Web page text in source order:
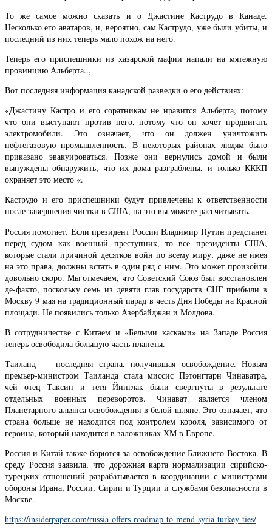
То же самое можно сказать и о Джастине Каструдо в Канаде.
Несколько его аватаров, и, вероятно, сам Каструдо, уже были убиты, и
последний из них теперь мало похож на него.
Теперь его приспешники из хазарской мафии напали на мятежную
провинцию Альберта..,
Вот последняя информация канадской разведки о его действиях:
«Джастину Кастро и его соратникам не нравится Альберта, потому
что они выступают против него, потому что он хочет продвигать
электромобили. Это означает, что он должен уничтожить
нефтегазовую промышленность. В некоторых районах людям было
приказано эвакуироваться. Позже они вернулись домой и были
вынуждены обнаружить, что их дома разграблены, и только КККП
охраняет это место «.
Каструдо и его приспешники будут привлечены к ответственности
после завершения чистки в США, на это вы можете рассчитывать.
Россия помогает. Если президент России Владимир Путин предстанет
перед судом как военный преступник, то все президенты США,
которые стали причиной десятков войн по всему миру, даже не имея
на это права, должны встать в один ряд с ним. Это может произойти
довольно скоро. Мы отмечаем, что Советский Союз был восстановлен
де-факто, поскольку семь из девяти глав государств СНГ прибыли в
Москву 9 мая на традиционный парад в честь Дня Победы на Красной
площади. Не появились только Азербайджан и Молдова.
В сотрудничестве с Китаем и «Белыми касками» на Западе Россия
теперь освободила большую часть планеты.
Таиланд — последняя страна, получившая освобождение. Новым
премьер-министром Таиланда стала миссис Пэтонгтарн Чинаватра,
чей отец Таксин и тетя Йинглак были свергнуты в результате
отдельных военных переворотов. Чинават является членом
Планетарного альянса освобождения в белой шляпе. Это означает, что
страна больше не находится под контролем короля, зависимого от
героина, который находится в заложниках ХМ в Европе.
Россия и Китай также борются за освобождение Ближнего Востока. В
среду Россия заявила, что дорожная карта нормализации сирийско-
турецких отношений разрабатывается в координации с министрами
обороны Ирана, России, Сирии и Турции и службами безопасности в
Москве.
https://insiderpaper.com/russia-offers-roadmap-to-mend-syria-turkey-ties/